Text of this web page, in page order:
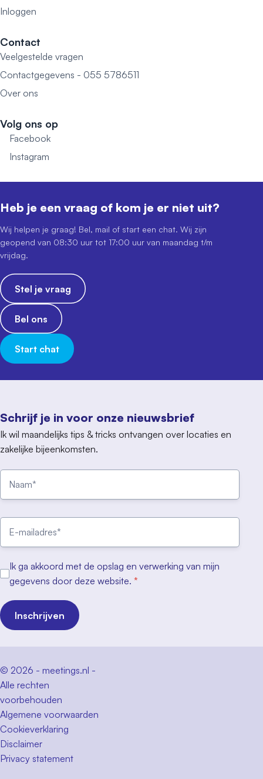
Inloggen
Contact
Veelgestelde vragen
Contactgegevens - 055 5786511
Over ons
Volg ons op
Facebook
Instagram
Schrijf je in voor onze nieuwsbrief
Ik wil maandelijks tips & tricks ontvangen over locaties en
zakelijke bijeenkomsten.
Ik ga akkoord met de opslag en verwerking van mijn
gegevens door deze website. *
Inschrijven
Heb je een vraag of kom je er niet uit?
Wij helpen je graag! Bel, mail of start een chat. Wij zijn
geopend van 08:30 uur tot 17:00 uur van maandag t/m
vrijdag.
Stel je vraag
Bel ons
Start chat
© 2026 - meetings.nl -
Alle rechten
voorbehouden
Algemene voorwaarden
Cookieverklaring
Disclaimer
Privacy statement